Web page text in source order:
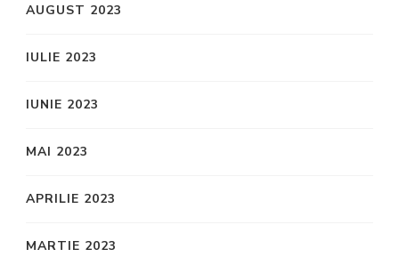
AUGUST 2023
IULIE 2023
IUNIE 2023
MAI 2023
APRILIE 2023
MARTIE 2023